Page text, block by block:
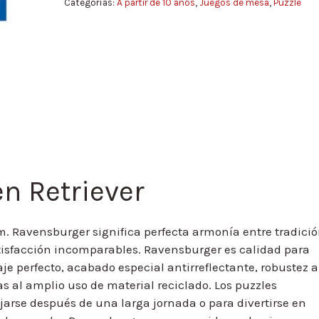
Categorías: A partir de 10 años, Juegos de mesa, Puzzle
Retriever
Ravensburger significa perfecta armonía entre
incomparables. Ravensburger es calidad para
perfecto, acabado especial antirreflectante, robustez a
al amplio uso de material reciclado. Los puzzles
después de una larga jornada o para divertirse en